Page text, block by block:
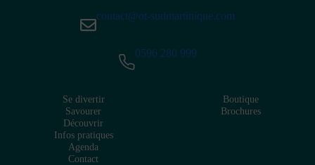
contact@ot-sudmartinique.com
0596 280 999
Se divertir
Savourer
Découvrir
Infos pratiques
Agenda
Contact
Boutique
Brochures